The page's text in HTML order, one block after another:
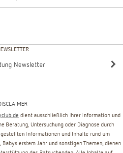
Newsletter
dient ausschließlich Ihrer Information und
Beratung, Untersuchung oder Diagnose durch
Informationen und Inhalte rund um
Babys erstem Jahr und sonstigen Themen, dienen